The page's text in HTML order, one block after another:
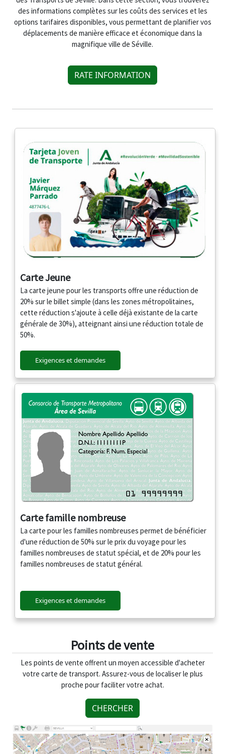
des informations complètes sur les coûts des services et les
options tarifaires disponibles, vous permettant de planifier vos
déplacements de manière efficace et économique dans la
magnifique ville de Séville.
RATE INFORMATION
Carte Jeune
La carte jeune pour les transports offre une réduction de
20% sur le billet simple (dans les zones métropolitaines,
cette réduction s'ajoute à celle déjà existante de la carte
générale de 30%), atteignant ainsi une réduction totale de
50%.
Exigences et demandes
Carte famille nombreuse
La carte pour les familles nombreuses permet de bénéficier
d'une réduction de 50% sur le prix du voyage pour les
familles nombreuses de statut spécial, et de 20% pour les
familles nombreuses de statut général.
Exigences et demandes
Points de vente
Les points de vente offrent un moyen accessible d'acheter
votre carte de transport. Assurez-vous de localiser le plus
proche pour faciliter votre achat.
CHERCHER